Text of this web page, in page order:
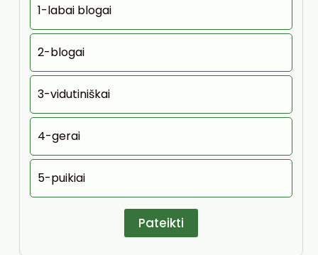
1-labai blogai
2-blogai
3-vidutiniškai
4-gerai
5-puikiai